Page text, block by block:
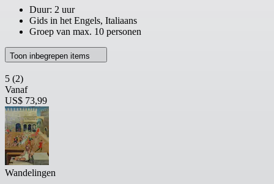
Duur: 2 uur
Gids in het Engels, Italiaans
Groep van max. 10 personen
Toon inbegrepen items
5 (2)
Vanaf
US$ 73,99
Wandelingen